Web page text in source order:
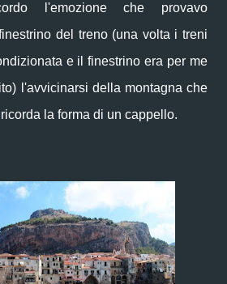
l'emozione che provavo
del treno (una volta i treni
e il finestrino era per me
l'avvicinarsi della montagna che
la forma di un cappello.